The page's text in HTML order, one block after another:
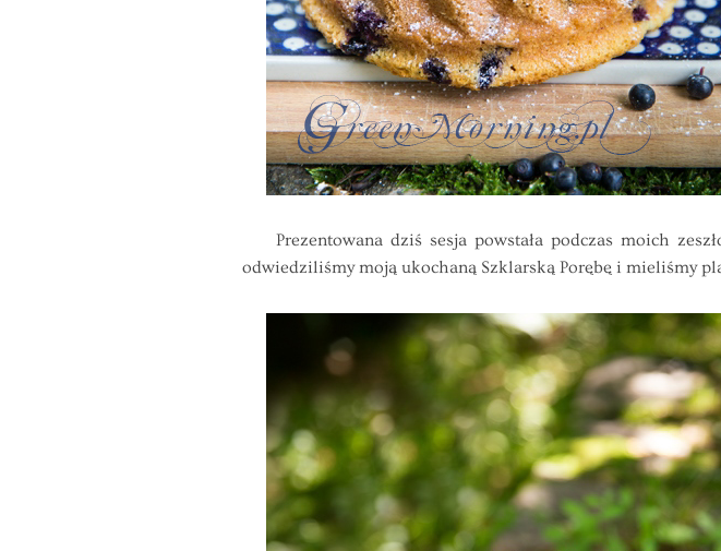
Prezentowana dziś sesja powstała podczas moich
odwiedziliśmy moją ukochaną Szklarską Porębę i mieliśmy